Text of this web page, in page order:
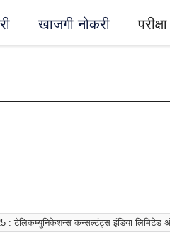
खाजगी नोकरी परीक्षा
कन्सल्टंट्स इंडिया लिमिटेड